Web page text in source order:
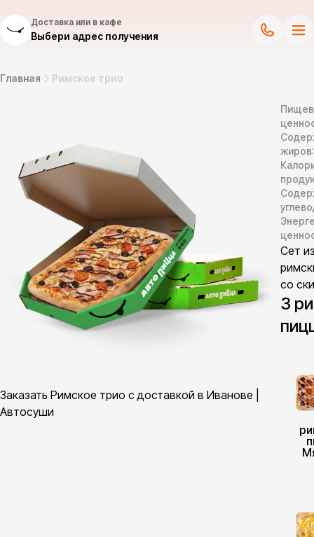
Доставка или в кафе
Выбери адрес получения
Главная Римское трио
Заказать Римское трио с доставкой в Иванове |
Автосуши
Сет
со
3